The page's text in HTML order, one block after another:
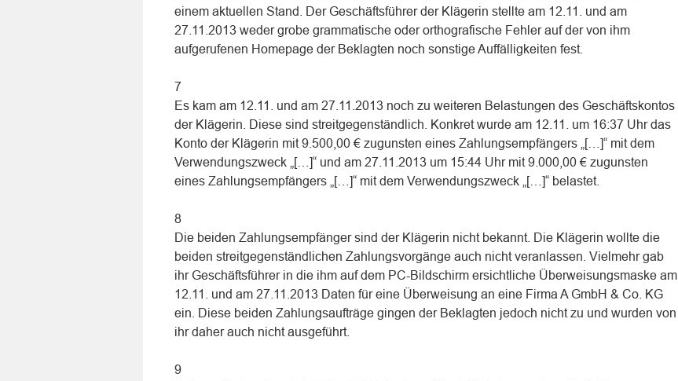
einem aktuellen Stand. Der Geschäftsführer der Klägerin stellte am 12.11. und am
27.11.2013 weder grobe grammatische oder orthografische Fehler auf der von ihm
aufgerufenen Homepage der Beklagten noch sonstige Auffälligkeiten fest.
7
Es kam am 12.11. und am 27.11.2013 noch zu weiteren Belastungen des Geschäftskontos
der Klägerin. Diese sind streitgegenständlich. Konkret wurde am 12.11. um 16:37 Uhr das
Konto der Klägerin mit 9.500,00 € zugunsten eines Zahlungsempfängers „[…]“ mit dem
Verwendungszweck „[…]“ und am 27.11.2013 um 15:44 Uhr mit 9.000,00 € zugunsten
eines Zahlungsempfängers „[…]“ mit dem Verwendungszweck „[…]“ belastet.
8
Die beiden Zahlungsempfänger sind der Klägerin nicht bekannt. Die Klägerin wollte die
beiden streitgegenständlichen Zahlungsvorgänge auch nicht veranlassen. Vielmehr gab
ihr Geschäftsführer in die ihm auf dem PC-Bildschirm ersichtliche Überweisungsmaske am
12.11. und am 27.11.2013 Daten für eine Überweisung an eine Firma A GmbH & Co. KG
ein. Diese beiden Zahlungsaufträge gingen der Beklagten jedoch nicht zu und wurden von
ihr daher auch nicht ausgeführt.
9